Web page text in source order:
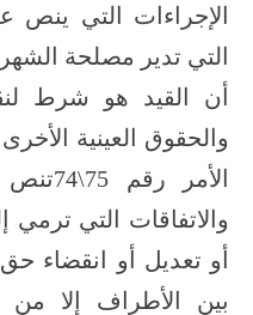
الإجراءات التي ينص
التي تدير مصلحة
أن القيد هو شرط
الأمر
والاتفاقات التي
أو تعديل أو انقضاء
بين الأطراف إلا